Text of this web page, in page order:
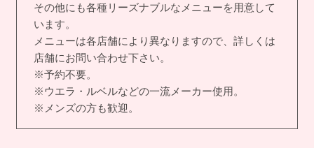
その他にも各種リーズナブルなメニューを用意して
います。
メニューは各店舗により異なりますので、詳しくは
店舗にお問い合わせ下さい。
※予約不要。
※ウエラ・ルベルなどの一流メーカー使用。
※メンズの方も歓迎。